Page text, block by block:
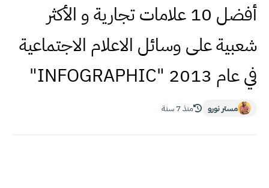
أفضل 10 علامات تجارية و الأكثر
شعبية على وسائل الاعلام الاجتماعية
في عام 2013 "INFOGRAPHIC"
مستر نورو منذ 7 سنة